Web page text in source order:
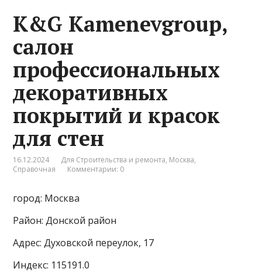
K&G Kamenevgroup,
салон
профессиональных
декоративных
покрытий и красок
для стен
16.12.2024 Для Строительства и ремонта, Москва,
Справочная
Комментарии: 0
город: Москва
Район: Донской район
Адрес: Духовской переулок, 17
Индекс: 115191.0